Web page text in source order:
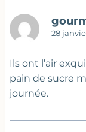
28
Ils ont l’air
pain de sucre
journée.